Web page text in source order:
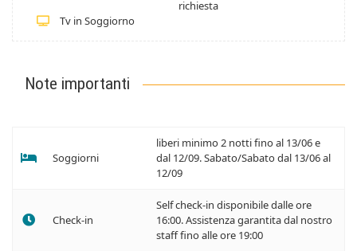
richiesta
Tv in Soggiorno
Note importanti
Soggiorni
liberi minimo 2 notti fino al 13/06 e
dal 12/09. Sabato/Sabato dal 13/06 al
12/09
Check-in
Self check-in disponibile dalle ore
16:00. Assistenza garantita dal nostro
staff fino alle ore 19:00